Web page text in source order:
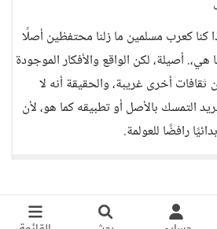
كنا كعرب مسلمين ما زلنا محتفظين أصلًا
هي،. أصيلة، لكن الواقع والأفكار الموجودة
ثقافات أخرى غريبة، والحقيقة أنه لا
التمسك بالأصل أو تطبيقه كما هو، لأن
رافضًا للعولمة.